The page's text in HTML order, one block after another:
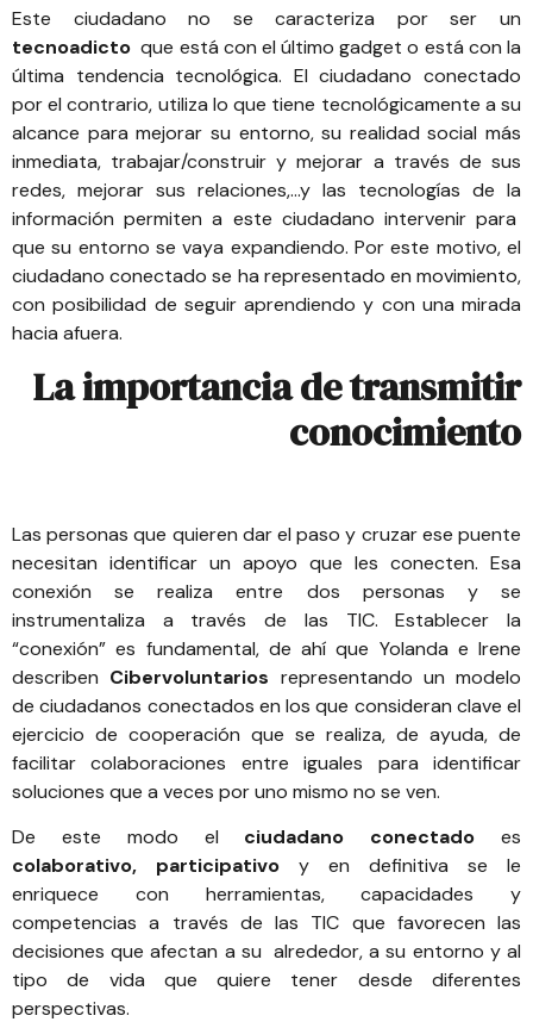
Este ciudadano no se caracteriza por ser un
tecnoadicto que está con el último gadget o está con la
última tendencia tecnológica. El ciudadano conectado
por el contrario, utiliza lo que tiene tecnológicamente a su
alcance para mejorar su entorno, su realidad social más
inmediata, trabajar/construir y mejorar a través de sus
redes, mejorar sus relaciones,…y las tecnologías de la
información permiten a este ciudadano intervenir para
que su entorno se vaya expandiendo. Por este motivo, el
ciudadano conectado se ha representado en movimiento,
con posibilidad de seguir aprendiendo y con una mirada
hacia afuera.
La importancia de transmitir
conocimiento
Las personas que quieren dar el paso y cruzar ese puente
necesitan identificar un apoyo que les conecten. Esa
conexión se realiza entre dos personas y se
instrumentaliza a través de las TIC. Establecer la
“conexión” es fundamental, de ahí que Yolanda e Irene
describen Cibervoluntarios representando un modelo
de ciudadanos conectados en los que consideran clave el
ejercicio de cooperación que se realiza, de ayuda, de
facilitar colaboraciones entre iguales para identificar
soluciones que a veces por uno mismo no se ven.
De este modo el ciudadano conectadoes
colaborativo, participativo y en definitiva se le
enriquece con herramientas, capacidades y
competencias a través de las TIC que favorecen las
decisiones que afectan a su alrededor, a su entorno y al
tipo de vida que quiere tener desde diferentes
perspectivas.